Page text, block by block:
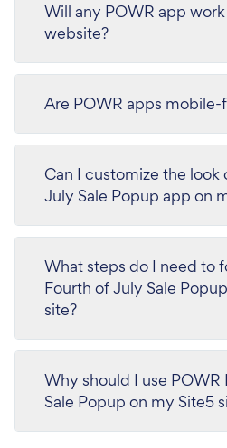
Will any POWR app
website?
Are POWR apps
Can I customize the look
July Sale Popup app on
What steps do I need to
Fourth of July Sale
site?
Why should I use POWR
Sale Popup on my Site5